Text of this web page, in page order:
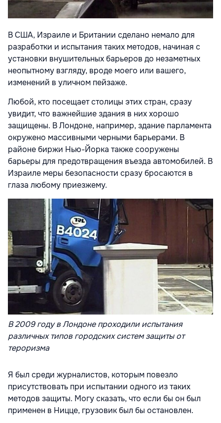
В США, Израиле и Британии сделано немало для
разработки и испытания таких методов, начиная с
установки внушительных барьеров до незаметных
неопытному взгляду, вроде моего или вашего,
изменений в уличном пейзаже.
Любой, кто посещает столицы этих стран, сразу
увидит, что важнейшие здания в них хорошо
защищены. В Лондоне, например, здание парламента
окружено массивными черными барьерами. В
районе биржи Нью-Йорка также сооружены
барьеры для предотвращения въезда автомобилей. В
Израиле меры безопасности сразу бросаются в
глаза любому приезжему.
В 2009 году в Лондоне проходили испытания
различных типов городских систем защиты от
тероризма
Я был среди журналистов, которым повезло
присутствовать при испытании одного из таких
методов защиты. Могу сказать, что если бы он был
применен в Ницце, грузовик был бы остановлен.